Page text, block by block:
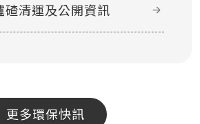
碴清運及公開資訊
更多環保快訊